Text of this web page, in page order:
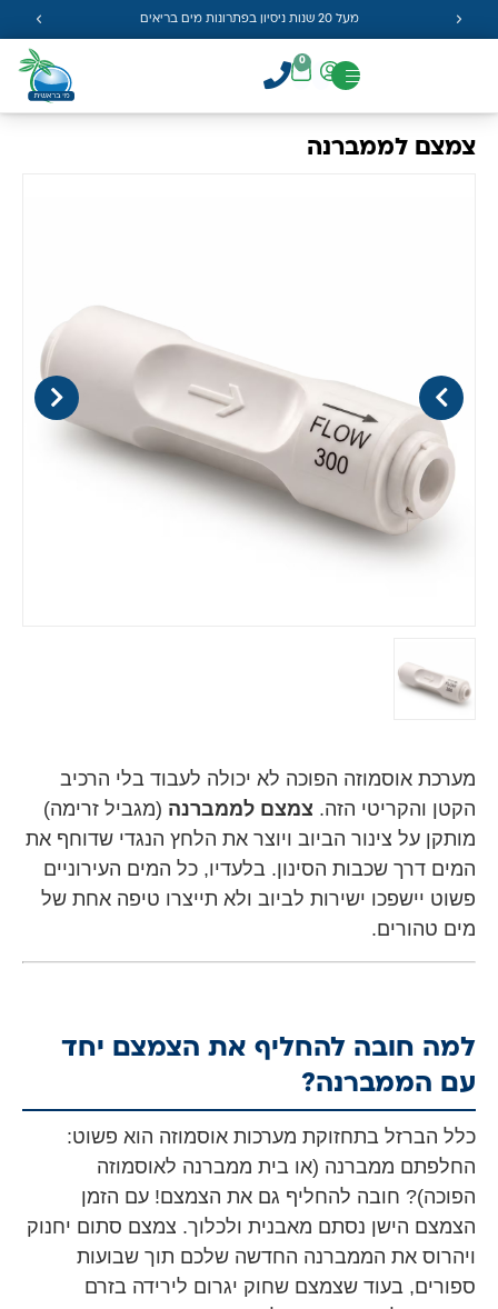
מעל 20 שנות ניסיון בפתרונות מים בריאים
0
צמצם לממברנה
מערכת אוסמוזה הפוכה לא יכולה לעבוד בלי הרכיב
הקטן והקריטי הזה. צמצם לממברנה (מגביל זרימה)
מותקן על צינור הביוב ויוצר את הלחץ הנגדי שדוחף את
המים דרך שכבות הסינון. בלעדיו, כל המים העירוניים
פשוט יישפכו ישירות לביוב ולא תייצרו טיפה אחת של
מים טהורים.
למה חובה להחליף את הצמצם יחד
עם הממברנה?
כלל הברזל בתחזוקת מערכות אוסמוזה הוא פשוט:
החלפתם ממברנה (או בית ממברנה לאוסמוזה
הפוכה)? חובה להחליף גם את הצמצם! עם הזמן
הצמצם הישן נסתם מאבנית ולכלוך. צמצם סתום יחנוק
ויהרוס את הממברנה החדשה שלכם תוך שבועות
ספורים, בעוד שצמצם שחוק יגרום לירידה בזרם